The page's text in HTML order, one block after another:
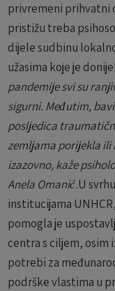
privremeni prihvatni
pristižu treba
dijele sudbinu
užasima koje je
pandemije svi su
sigurni. Međutim,
posljedica
zemljama porijekla ili
izazovno, kaže
Anela Omanić.U
institucijama
pomogla je
centra s ciljem, osim
potrebi za
podrške vlastima u